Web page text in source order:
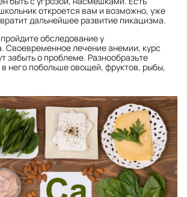
откроется вам и возможно, уже
дальнейшее развитие пикацизма.
обследование у
Своевременное лечение анемии, курс
забыть о проблеме. Разнообразьте
него побольше овощей, фруктов, рыбы,